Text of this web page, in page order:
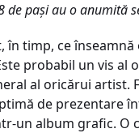
de paşi au o anumită
în timp, ce
probabil un vis al
al oricărui artist.
de prezentare
un album grafic. O